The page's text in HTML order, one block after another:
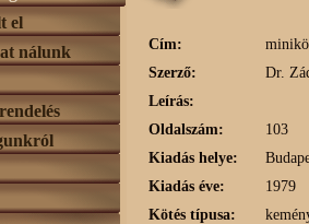
el
nálunk
Cím:
Szerző:
Dr.
Leírás:
Oldalszám:
103
Kiadás helye:
Kiadás éve:
1979
Kötés típusa: